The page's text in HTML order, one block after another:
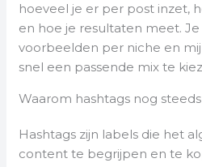
hoeveel je er per post inzet,
en hoe je resultaten meet.
voorbeelden per niche en
snel een passende mix te
Waarom hashtags nog
Hashtags zijn labels die het
content te begrijpen en te